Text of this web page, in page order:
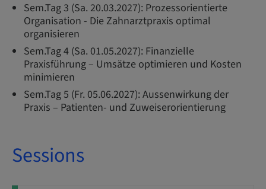
Sem.Tag 3 (Sa. 20.03.2027): Prozessorientierte
Organisation - Die Zahnarztpraxis optimal
organisieren
Sem.Tag 4 (Sa. 01.05.2027): Finanzielle
Praxisführung – Umsätze optimieren und Kosten
minimieren
Sem.Tag 5 (Fr. 05.06.2027): Aussenwirkung der
Praxis – Patienten- und Zuweiserorientierung
Sessions